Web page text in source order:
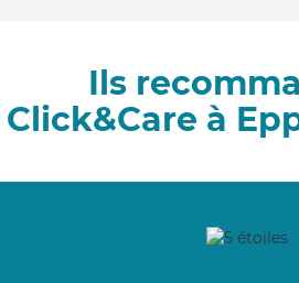
Ils
Click&Care à